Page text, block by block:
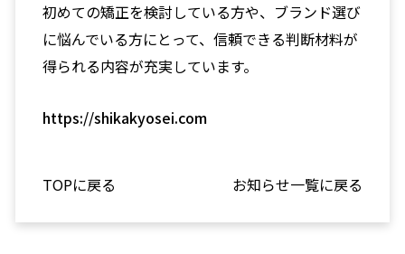
初めての矯正を検討している方や、ブランド選び
に悩んでいる方にとって、信頼できる判断材料が
得られる内容が充実しています。
https://shikakyosei.com
TOPに戻る お知らせ一覧に戻る